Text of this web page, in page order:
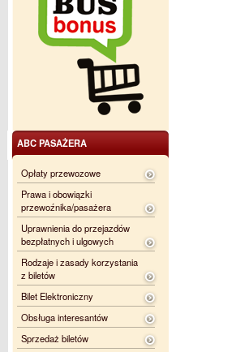
ABC PASAŻERA
Opłaty przewozowe
Prawa i obowiązki
przewoźnika/pasażera
Uprawnienia do przejazdów
bezpłatnych i ulgowych
Rodzaje i zasady korzystania
z biletów
Bilet Elektroniczny
Obsługa interesantów
Sprzedaż biletów